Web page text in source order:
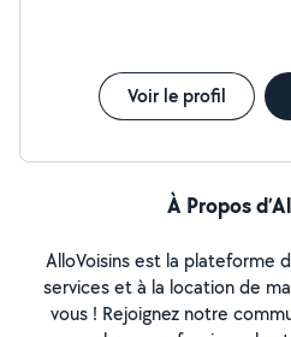
Voir le profil
À Propos
AlloVoisins est la plateforme
services et à la location de
vous ! Rejoignez notre